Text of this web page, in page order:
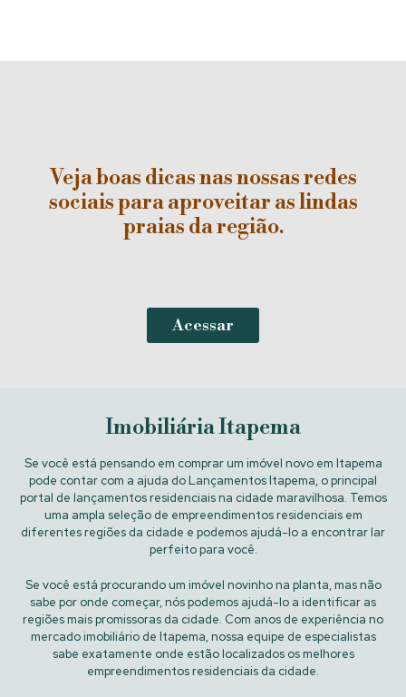
Veja boas dicas nas nossas redes
sociais para aproveitar as lindas
praias da região.
Acessar
Imobiliária Itapema
Se você está pensando em comprar um imóvel novo em Itapema
pode contar com a ajuda do Lançamentos Itapema, o principal
portal de lançamentos residenciais na cidade maravilhosa. Temos
uma ampla seleção de empreendimentos residenciais em
diferentes regiões da cidade e podemos ajudá-lo a encontrar lar
perfeito para você.
Se você está procurando um imóvel novinho na planta, mas não
sabe por onde começar, nós podemos ajudá-lo a identificar as
regiões mais promissoras da cidade. Com anos de experiência no
mercado imobiliário de Itapema, nossa equipe de especialistas
sabe exatamente onde estão localizados os melhores
empreendimentos residenciais da cidade.